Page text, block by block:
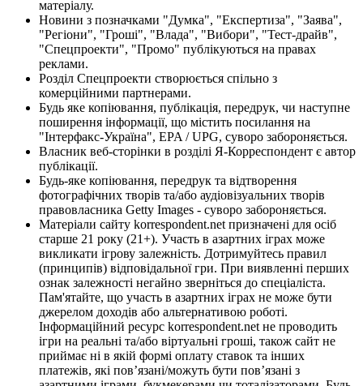
матеріалу.
Новини з позначками "Думка", "Експертиза", "Заява",
"Регіони", "Гроші", "Влада", "Вибори", "Тест-драйв",
"Спецпроекти", "Промо" публікуються на правах
реклами.
Розділ Спецпроекти створюється спільно з
комерційними партнерами.
Будь яке копіювання, публікація, передрук, чи наступне
поширення інформації, що містить посилання на
"Інтерфакс-Україна", EPA / UPG, суворо забороняється.
Власник веб-сторінки в розділі Я-Корреспондент є автор
публікації.
Будь-яке копіювання, передрук та відтворення
фотографічних творів та/або аудіовізуальних творів
правовласника Getty Images - суворо забороняється.
Матеріали сайту korrespondent.net призначені для осіб
старше 21 року (21+). Участь в азартних іграх може
викликати ігрову залежність. Дотримуйтесь правил
(принципів) відповідальної гри. При виявленні перших
ознак залежності негайно зверніться до спеціаліста.
Пам'ятайте, що участь в азартних іграх не може бути
джерелом доходів або альтернативою роботі.
Інформаційний ресурс korrespondent.net не проводить
ігри на реальні та/або віртуальні гроші, також сайт не
приймає ні в якій формі оплату ставок та інших
платежів, які пов’язані/можуть бути пов’язані з